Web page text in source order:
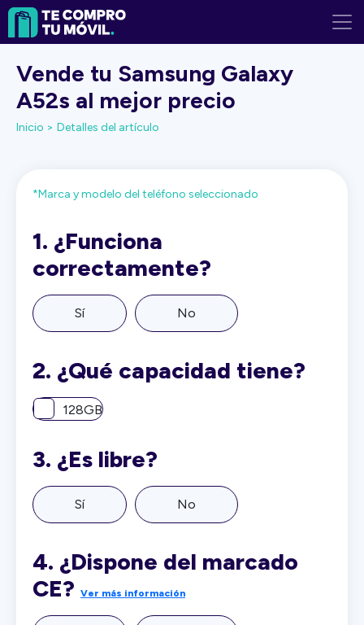
Vende tu Samsung Galaxy
A52s al mejor precio
Inicio > Detalles del artículo
*Marca y modelo del teléfono seleccionado
1. ¿Funciona
correctamente?
Sí No
2. ¿Qué capacidad tiene?
128GB
3. ¿Es libre?
Sí No
4. ¿Dispone del marcado
CE? Ver más información